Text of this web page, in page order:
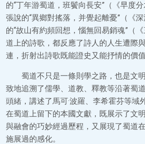
的“丁年游蜀道，班鬢向長安”（《早度
張說的“異鄉對搖落，并覺起離憂”（《
的“故山有約頻回想，惱無回易銷魂”（
道上的詩歌，都反應了詩人的人生遭際
連，折射出詩歌既能證史又能抒情的價值
蜀道不只是一條則學之路，也是文
致地追溯了儒學、道教、釋教等沿著蜀
頭緒，講述了馬可·波羅、李希霍芬等域
在蜀道上留下的本國文獻，既展示了文
與融會的巧妙經過歷程，又展現了蜀道
施展過的感化。